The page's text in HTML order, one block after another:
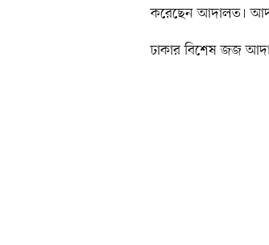
করেছেন আদালত।
ঢাকার বিশেষ জজ